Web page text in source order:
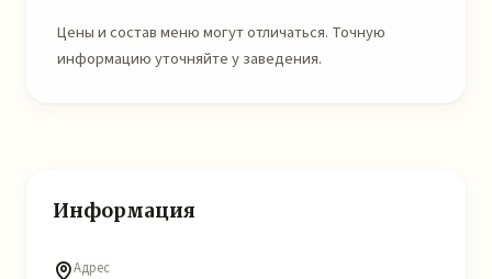
Цены и состав меню могут отличаться. Точную
информацию уточняйте у заведения.
Информация
Адрес